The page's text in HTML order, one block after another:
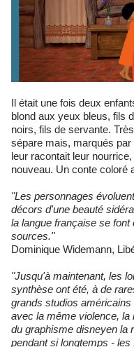
Il était une fois deux enfants bercés par la même femme : Azur,
blond aux yeux bleus, fils
noirs, fils de servante.
sépare mais, marqués
leur racontait leur
nouveau. Un conte coloré
"Les personnages
décors d'une beauté
la langue française se font
sources."
Dominique Widemann,
"Jusqu'à maintenant, les
synthèse ont été, à de
grands studios
avec la même violence, la
du graphisme disneyen la
pendant si longtemps -